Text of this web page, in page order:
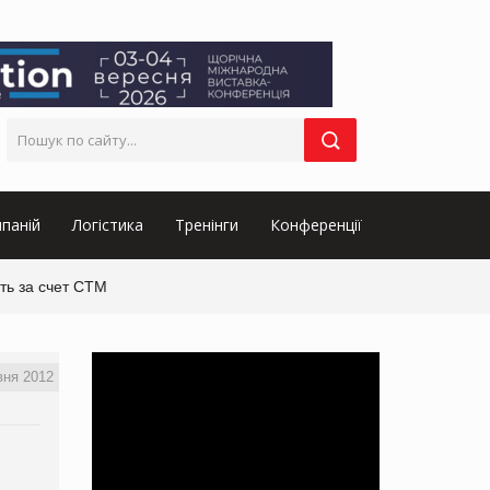
Логістика Тренінги Конференції
за счет СТМ
2012